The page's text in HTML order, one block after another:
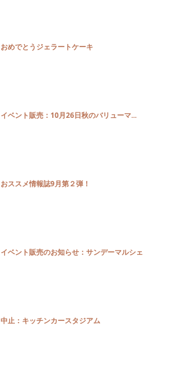
おめでとうジェラートケーキ
イベント販売：10月26日秋のバリューマ...
おススメ情報誌9月第２弾！
イベント販売のお知らせ：サンデーマルシェ
中止：キッチンカースタジアム